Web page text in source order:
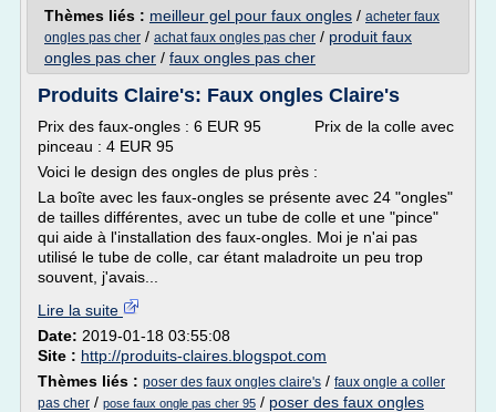
Thèmes liés : meilleur gel pour faux ongles / acheter faux
ongles pas cher / achat faux ongles pas cher / produit faux
ongles pas cher / faux ongles pas cher
Produits Claire's: Faux ongles Claire's
Prix des faux-ongles : 6 EUR 95 Prix de la colle avec
pinceau : 4 EUR 95
Voici le design des ongles de plus près :
La boîte avec les faux-ongles se présente avec 24 "ongles"
de tailles différentes, avec un tube de colle et une "pince"
qui aide à l'installation des faux-ongles. Moi je n'ai pas
utilisé le tube de colle, car étant maladroite un peu trop
souvent, j'avais...
Lire la suite
Date: 2019-01-18 03:55:08
Site : http://produits-claires.blogspot.com
Thèmes liés : poser des faux ongles claire's / faux ongle a coller
pas cher / pose faux ongle pas cher 95 / poser des faux ongles